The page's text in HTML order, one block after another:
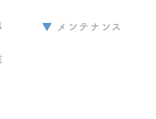
メンテナンス